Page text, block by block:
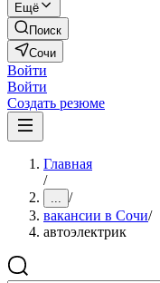
Ещё
Поиск
Сочи
Войти
Войти
Создать резюме
Главная
/
... /
вакансии в Сочи/
автоэлектрик